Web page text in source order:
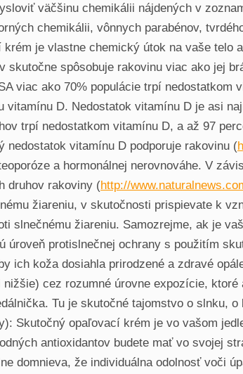
väčšinu chemikálii nájdených v
chemikálii, vônnych parabénov,
je vlastne chemický útok na vaše telo
spôsobuje rakovinu viac ako jej
viac ako 70% populácie trpí nedostatkom
D. Nedostatok vitamínu D je asi
trpí nedostatkom vitamínu D, a až 97
nedostatok vitamínu D podporuje rakovinu (
a hormonálnej nerovnováhe. V
druhov rakoviny (http://
žiareniu, v skutočnosti prispievate k
slnečnému žiareniu. Samozrejme, ak je
protislnečnej ochrany s použitím
ich koža dosiahla prirodzené a zdravé
cez rozumné úrovne expozície,
Tu je skutočné tajomstvo o slnku,
Skutočný opaľovací krém je vo vašom
antioxidantov budete mať vo svojej
domnieva, že individuálna odolnosť voči